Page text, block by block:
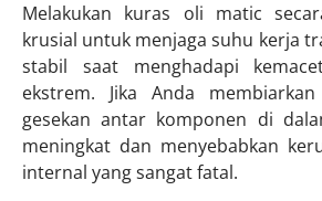
Melakukan kuras oli matic
krusial untuk menjaga suhu kerja
stabil saat menghadapi
ekstrem. Jika Anda
gesekan antar komponen di
meningkat dan menyebabkan
internal yang sangat fatal.